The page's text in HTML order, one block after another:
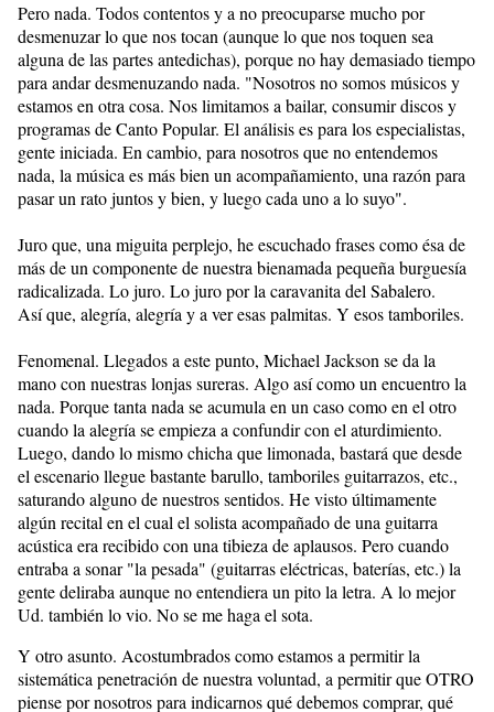
Pero nada. Todos contentos y a no preocuparse mucho por
desmenuzar lo que nos tocan (aunque lo que nos toquen sea
alguna de las partes antedichas), porque no hay demasiado tiempo
para andar desmenuzando nada. "Nosotros no somos músicos y
estamos en otra cosa. Nos limitamos a bailar, consumir discos y
programas de Canto Popular. El análisis es para los especialistas,
gente iniciada. En cambio, para nosotros que no entendemos
nada, la música es más bien un acompañamiento, una razón para
pasar un rato juntos y bien, y luego cada uno a lo suyo".
Juro que, una miguita perplejo, he escuchado frases como ésa de
más de un componente de nuestra bienamada pequeña burguesía
radicalizada. Lo juro. Lo juro por la caravanita del Sabalero.
Así que, alegría, alegría y a ver esas palmitas. Y esos tamboriles.
Fenomenal. Llegados a este punto, Michael Jackson se da la
mano con nuestras lonjas sureras. Algo así como un encuentro la
nada. Porque tanta nada se acumula en un caso como en el otro
cuando la alegría se empieza a confundir con el aturdimiento.
Luego, dando lo mismo chicha que limonada, bastará que desde
el escenario llegue bastante barullo, tamboriles guitarrazos, etc.,
saturando alguno de nuestros sentidos. He visto últimamente
algún recital en el cual el solista acompañado de una guitarra
acústica era recibido con una tibieza de aplausos. Pero cuando
entraba a sonar "la pesada" (guitarras eléctricas, baterías, etc.) la
gente deliraba aunque no entendiera un pito la letra. A lo mejor
Ud. también lo vio. No se me haga el sota.
Y otro asunto. Acostumbrados como estamos a permitir la
sistemática penetración de nuestra voluntad, a permitir que OTRO
piense por nosotros para indicarnos qué debemos comprar, qué